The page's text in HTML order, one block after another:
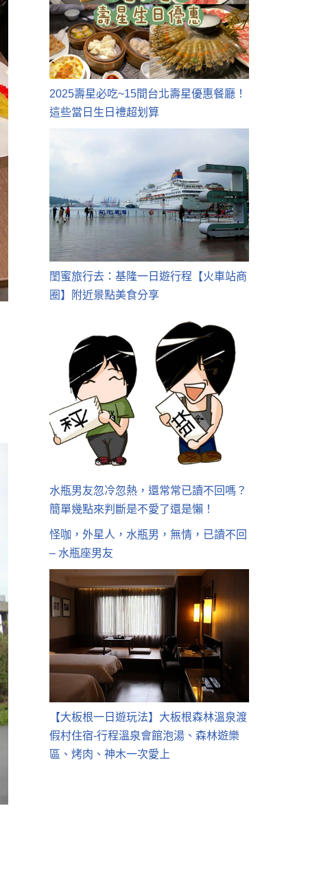
2025壽星必吃~15間台北壽星優惠餐廳！
這些當日生日禮超划算
閨蜜旅行去：基隆一日遊行程【火車站商
圈】附近景點美食分享
水瓶男友忽冷忽熱，還常常已讀不回嗎？
簡單幾點來判斷是不愛了還是懶！
怪咖，外星人，水瓶男，無情，已讀不回
– 水瓶座男友
【大板根一日遊玩法】大板根森林溫泉渡
假村住宿-行程溫泉會館泡湯、森林遊樂
區、烤肉、神木一次愛上